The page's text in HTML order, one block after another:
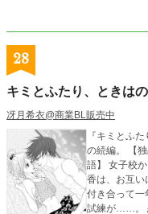
28
キミとふたり、ときは
冴月希衣@商業BL販売中
『キミとふ
の続編。 【
語】 女子校
香は、お互い
付き合って一
試練が……。